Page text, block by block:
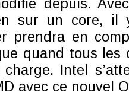
depuis.
sur un core, il
prendra en
quand tous
Intel
avec ce nouvel